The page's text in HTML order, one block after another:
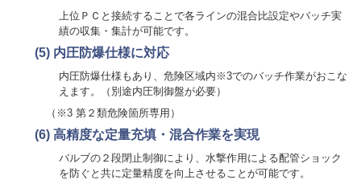
上位ＰＣと接続することで各ラインの混合比設定やバッチ実
績の収集・集計が可能です。
(5) 内圧防爆仕様に対応
内圧防爆仕様もあり、危険区域内※3でのバッチ作業がおこな
えます。（別途内圧制御盤が必要）
（※3 第２類危険箇所専用）
(6) 高精度な定量充填・混合作業を実現
バルブの２段閉止制御により、水撃作用による配管ショック
を防ぐと共に定量精度を向上させることが可能です。